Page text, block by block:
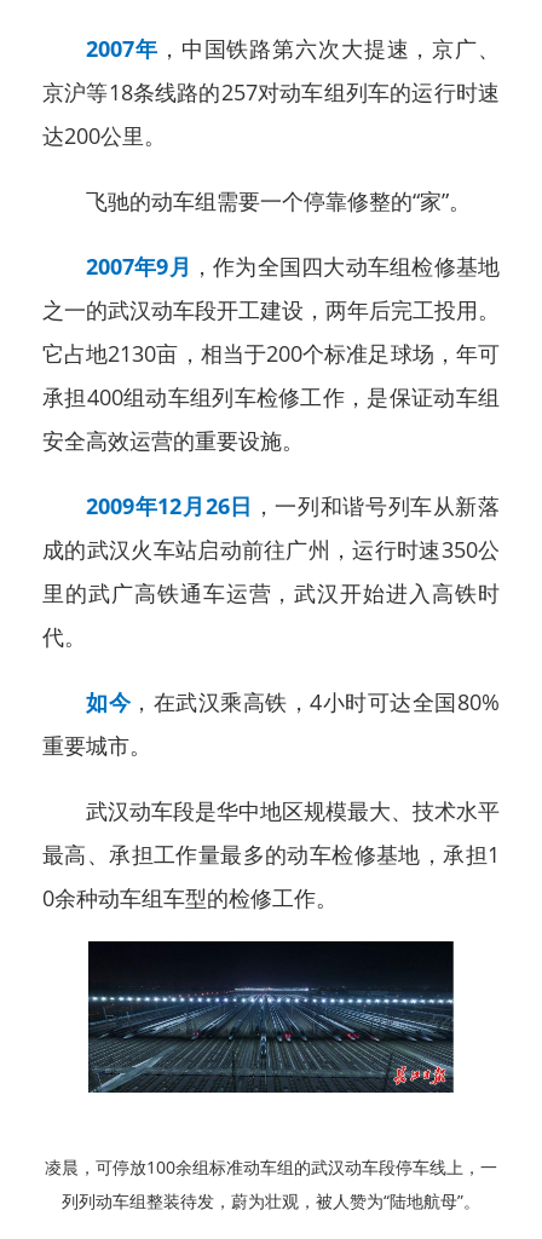
2007年 ，中国铁路第六次大提速，京广、
京沪等18条线路的257对动车组列车的运行时速
达200公里。
飞驰的动车组需要一个停靠修整的“家”。
2007年9月 ，作为全国四大动车组检修基地
之一的武汉动车段开工建设，两年后完工投用。
它占地2130亩，相当于200个标准足球场，年可
承担400组动车组列车检修工作，是保证动车组
安全高效运营的重要设施。
2009年12月26日 ，一列和谐号列车从新落
成的武汉火车站启动前往广州，运行时速350公
里的武广高铁通车运营，武汉开始进入高铁时
代。
如今，在武汉乘高铁，4小时可达全国80%
重要城市。
武汉动车段是华中地区规模最大、技术水平
最高、承担工作量最多的动车检修基地，承担1
0余种动车组车型的检修工作。
凌晨，可停放100余组标准动车组的武汉动车段停车线上，一
列列动车组整装待发，蔚为壮观，被人赞为“陆地航母”。